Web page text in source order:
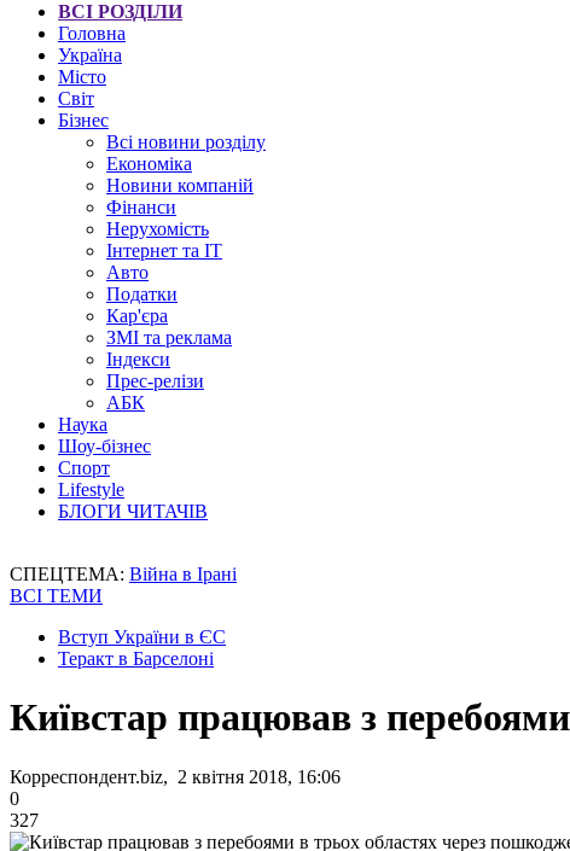
ВСІ РОЗДІЛИ
Головна
Україна
Місто
Світ
Бізнес
Всі новини розділу
Економіка
Новини компаній
Фінанси
Нерухомість
Інтернет та IT
Авто
Податки
Кар'єра
ЗМІ та реклама
Індекси
Прес-релізи
АБК
Наука
Шоу-бізнес
Спорт
Lifestyle
БЛОГИ ЧИТАЧІВ
СПЕЦТЕМА: Війна в Ірані
ВСІ ТЕМИ
Вступ України в ЄС
Теракт в Барселоні
Київстар працював з
Корреспондент.biz, 2 квітня 2018, 16:06
0
327